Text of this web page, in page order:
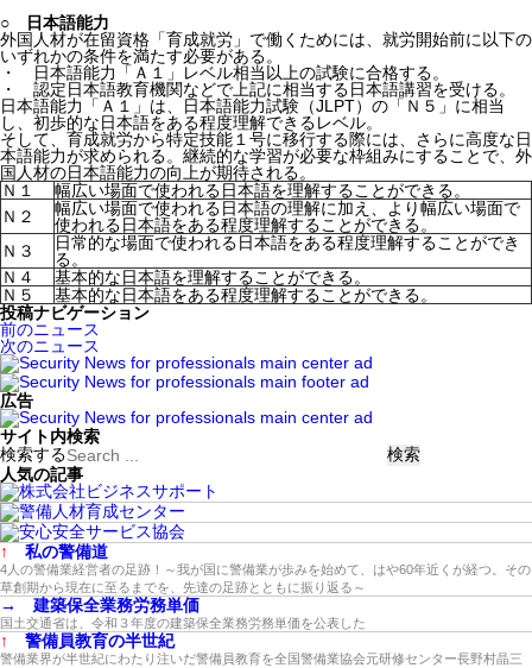
○ 日本語能力
外国人材が在留資格「育成就労」で働くためには、就労開始前に以下の
いずれかの条件を満たす必要がある。
・ 日本語能力「Ａ１」レベル相当以上の試験に合格する。
・ 認定日本語教育機関などで上記に相当する日本語講習を受ける。
日本語能力「Ａ１」は、日本語能力試験（JLPT）の「Ｎ５」に相当
し、初歩的な日本語をある程度理解できるレベル。
そして、育成就労から特定技能１号に移行する際には、さらに高度な日
本語能力が求められる。継続的な学習が必要な枠組みにすることで、外
国人材の日本語能力の向上が期待される。
Ｎ１
幅広い場面で使われる日本語を理解することができる。
Ｎ２
幅広い場面で使われる日本語の理解に加え、より幅広い場面で
使われる日本語をある程度理解することができる。
Ｎ３
日常的な場面で使われる日本語をある程度理解することができ
る。
Ｎ４
基本的な日本語を理解することができる。
Ｎ５
基本的な日本語をある程度理解することができる。
投稿ナビゲーション
前のニュース
次のニュース
広告
サイト内検索
検索する
人気の記事
↑ 私の警備道
4人の警備業経営者の足跡！～我が国に警備業が歩みを始めて、はや60年近くが経つ。その
草創期から現在に至るまでを、先達の足跡とともに振り返る～
→ 建築保全業務労務単価
国土交通省は、令和３年度の建築保全業務労務単価を公表した
↑ 警備員教育の半世紀
警備業界が半世紀にわたり注いだ警備員教育を全国警備業協会元研修センター長野村晶三